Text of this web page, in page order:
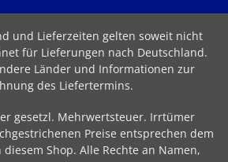
und Lieferzeiten gelten soweit nicht
für Lieferungen nach Deutschland.
Länder und Informationen zur
des Liefertermins.
gesetzl. Mehrwertsteuer. Irrtümer
Preise entsprechen dem
Shop. Alle Rechte an Namen,